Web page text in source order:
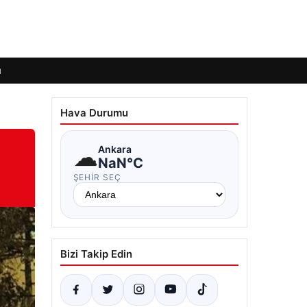
Hava Durumu
☁Ankara
NaN°C
ŞEHIR SEÇ
Bizi Takip Edin